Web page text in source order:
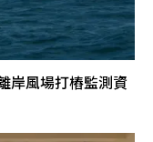
岸風場打樁監測資